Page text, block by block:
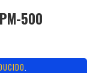
500
.